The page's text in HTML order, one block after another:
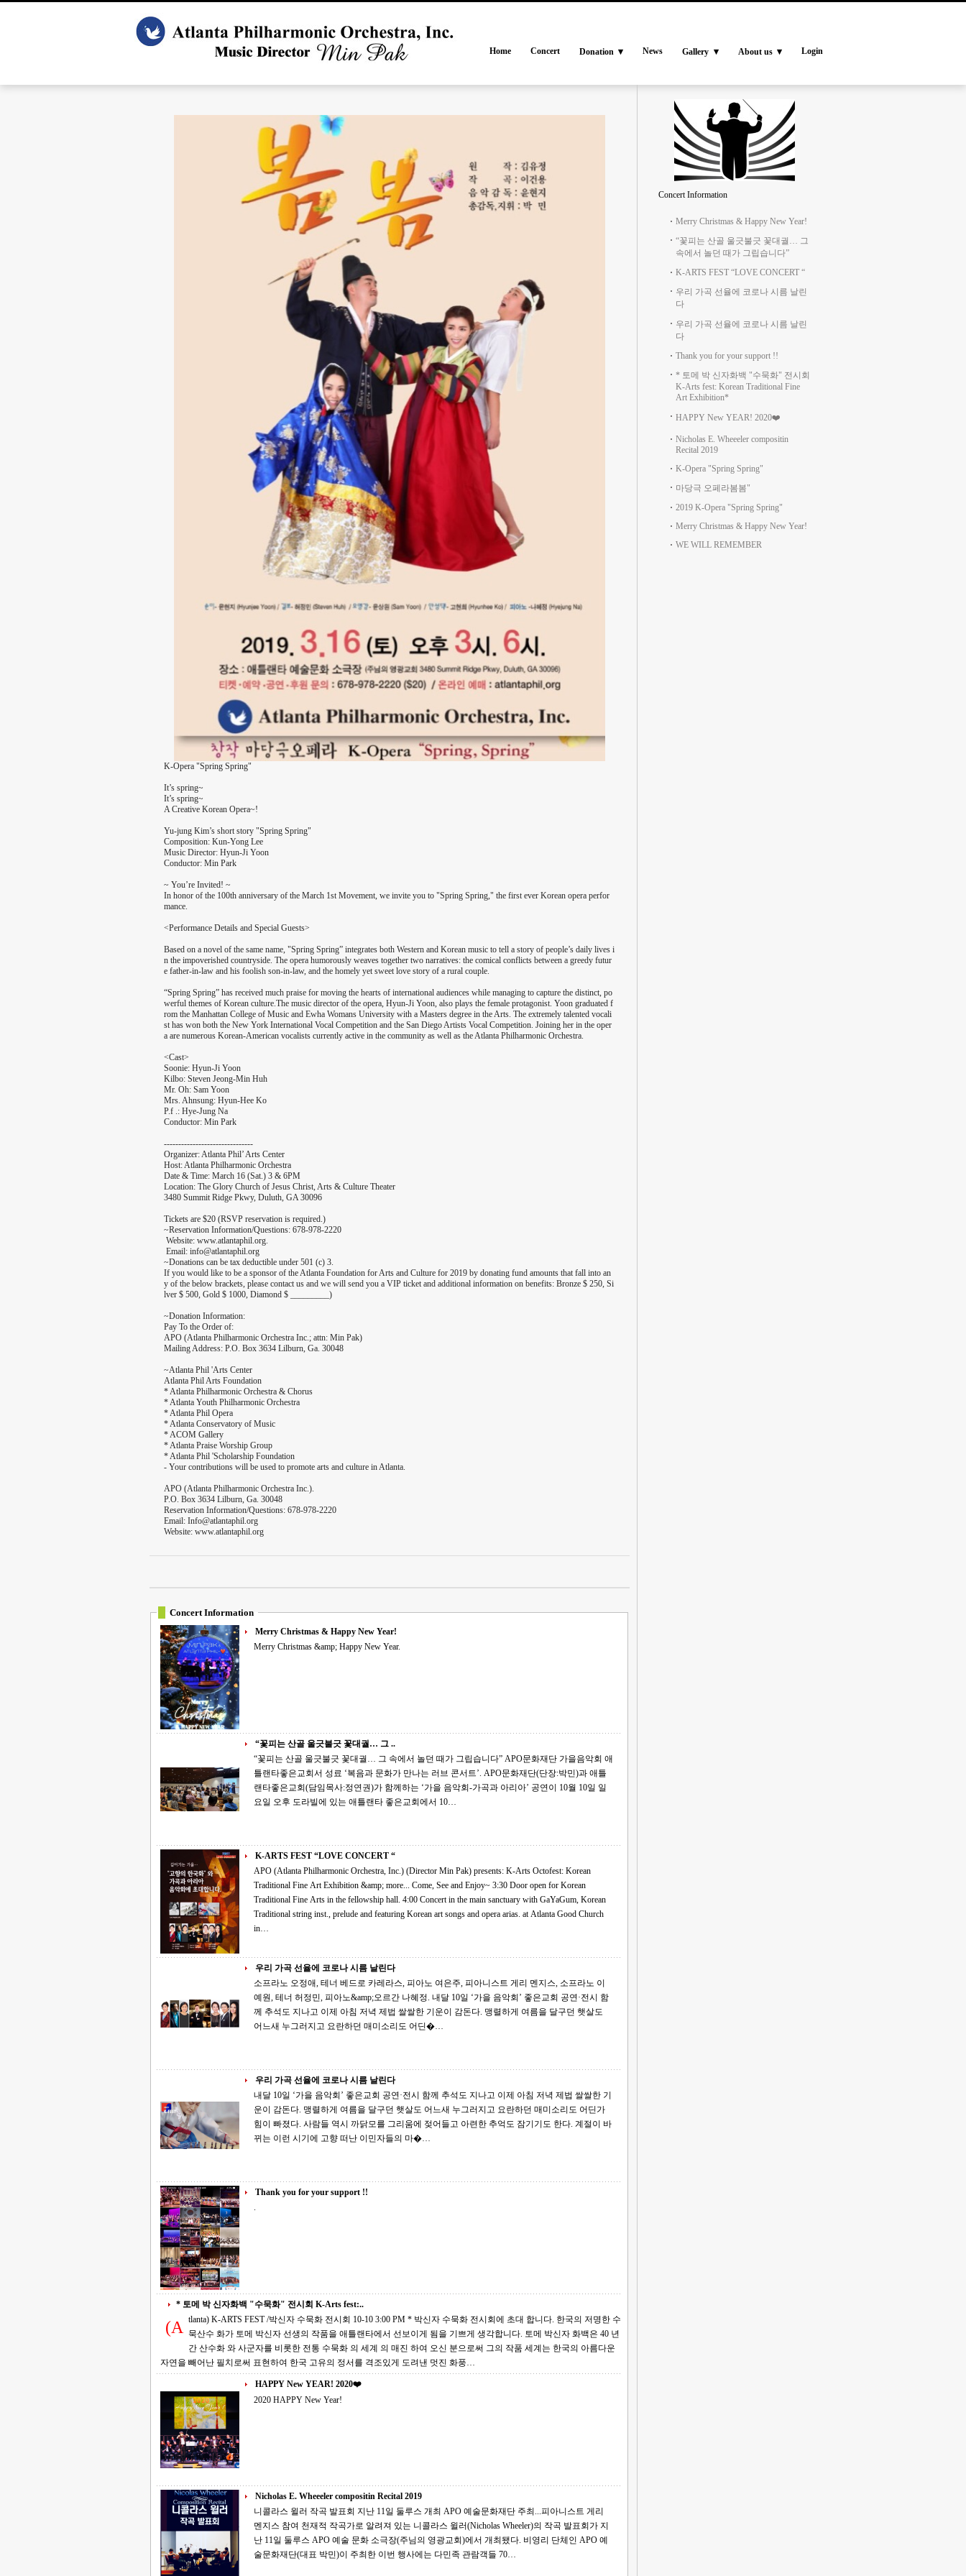
Home Concert Donation News Gallery About us Login
K-Opera "Spring Spring"
It’s spring~
It’s spring~
A Creative Korean Opera~!
Yu-jung Kim’s short story "Spring Spring"
Composition: Kun-Yong Lee
Music Director: Hyun-Ji Yoon
Conductor: Min Park
~ You’re Invited! ~
In honor of the 100th anniversary of the March 1st Movement, we invite you to "Spring Spring," the first ever Korean opera perfor
mance.
<Performance Details and Special Guests>
Based on a novel of the same name, "Spring Spring” integrates both Western and Korean music to tell a story of people’s daily lives i
n the impoverished countryside. The opera humorously weaves together two narratives: the comical conflicts between a greedy futur
e father-in-law and his foolish son-in-law, and the homely yet sweet love story of a rural couple.
“Spring Spring” has received much praise for moving the hearts of international audiences while managing to capture the distinct, po
werful themes of Korean culture.The music director of the opera, Hyun-Ji Yoon, also plays the female protagonist. Yoon graduated f
rom the Manhattan College of Music and Ewha Womans University with a Masters degree in the Arts. The extremely talented vocali
st has won both the New York International Vocal Competition and the San Diego Artists Vocal Competition. Joining her in the oper
a are numerous Korean-American vocalists currently active in the community as well as the Atlanta Philharmonic Orchestra.
<Cast>
Soonie: Hyun-Ji Yoon
Kilbo: Steven Jeong-Min Huh
Mr. Oh: Sam Yoon
Mrs. Ahnsung: Hyun-Hee Ko
P.f .: Hye-Jung Na
Conductor: Min Park
-------------------------------
Organizer: Atlanta Phil’ Arts Center
Host: Atlanta Philharmonic Orchestra
Date & Time: March 16 (Sat.) 3 & 6PM
Location: The Glory Church of Jesus Christ, Arts & Culture Theater
3480 Summit Ridge Pkwy, Duluth, GA 30096
Tickets are $20 (RSVP reservation is required.)
~Reservation Information/Questions: 678-978-2220
Website: www.atlantaphil.org.
Email: info@atlantaphil.org
~Donations can be tax deductible under 501 (c) 3.
If you would like to be a sponsor of the Atlanta Foundation for Arts and Culture for 2019 by donating fund amounts that fall into an
y of the below brackets, please contact us and we will send you a VIP ticket and additional information on benefits: Bronze $ 250, Si
lver $ 500, Gold $ 1000, Diamond $ _________)
~Donation Information:
Pay To the Order of:
APO (Atlanta Philharmonic Orchestra Inc.; attn: Min Pak)
Mailing Address: P.O. Box 3634 Lilburn, Ga. 30048
~Atlanta Phil 'Arts Center
Atlanta Phil Arts Foundation
* Atlanta Philharmonic Orchestra & Chorus
* Atlanta Youth Philharmonic Orchestra
* Atlanta Phil Opera
* Atlanta Conservatory of Music
* ACOM Gallery
* Atlanta Praise Worship Group
* Atlanta Phil 'Scholarship Foundation
- Your contributions will be used to promote arts and culture in Atlanta.
APO (Atlanta Philharmonic Orchestra Inc.).
P.O. Box 3634 Lilburn, Ga. 30048
Reservation Information/Questions: 678-978-2220
Email: Info@atlantaphil.org
Website: www.atlantaphil.org
Concert Information
Merry Christmas & Happy New Year!
Merry Christmas &amp; Happy New Year.
“꽃피는 산골 울긋불긋 꽃대궐… 그 ..
“꽃피는 산골 울긋불긋 꽃대궐… 그 속에서 놀던 때가 그립습니다” APO문화재단 가을음악회 애
틀랜타좋은교회서 성료 ‘복음과 문화가 만나는 러브 콘서트’. APO문화재단(단장:박민)과 애틀
랜타좋은교회(담임목사:정연권)가 함께하는 ‘가을 음악회-가곡과 아리아’ 공연이 10월 10일 일
요일 오후 도라빌에 있는 애틀랜타 좋은교회에서 10…
K-ARTS FEST “LOVE CONCERT “
APO (Atlanta Philharmonic Orchestra, Inc.) (Director Min Pak) presents: K-Arts Octofest: Korean
Traditional Fine Art Exhibition &amp; more... Come, See and Enjoy~ 3:30 Door open for Korean
Traditional Fine Arts in the fellowship hall. 4:00 Concert in the main sanctuary with GaYaGum, Korean
Traditional string inst., prelude and featuring Korean art songs and opera arias. at Atlanta Good Church
in…
우리 가곡 선율에 코로나 시름 날린다
소프라노 오정애, 테너 베드로 카레라스, 피아노 여은주, 피아니스트 게리 멘지스, 소프라노 이
예원, 테너 허정민, 피아노&amp;오르간 나혜정. 내달 10일 ‘가을 음악회’ 좋은교회 공연·전시 함
께 추석도 지나고 이제 아침 저녁 제법 쌀쌀한 기운이 감돈다. 맹렬하게 여름을 달구던 햇살도
어느새 누그러지고 요란하던 매미소리도 어딘�…
우리 가곡 선율에 코로나 시름 날린다
내달 10일 ‘가을 음악회’ 좋은교회 공연·전시 함께 추석도 지나고 이제 아침 저녁 제법 쌀쌀한 기
운이 감돈다. 맹렬하게 여름을 달구던 햇살도 어느새 누그러지고 요란하던 매미소리도 어딘가
힘이 빠졌다. 사람들 역시 까닭모를 그리움에 젖어들고 아련한 추억도 잠기기도 한다. 계절이 바
뀌는 이런 시기에 고향 떠난 이민자들의 마�…
Thank you for your support !!
.
* 토메 박 신자화백 "수묵화" 전시회 K-Arts fest:..
(A
tlanta) K-ARTS FEST /박신자 수묵화 전시회 10-10 3:00 PM * 박신자 수묵화 전시회에 초대 합니다. 한국의 저명한 수
묵산수 화가 토메 박신자 선생의 작품을 애틀랜타에서 선보이게 됨을 기쁘게 생각합니다. 토메 박신자 화백은 40 년
간 산수화 와 사군자를 비롯한 전통 수묵화 의 세계 의 매진 하여 오신 분으로써 그의 작품 세계는 한국의 아름다운
자연을 빼어난 필치로써 표현하여 한국 고유의 정서를 격조있게 도려낸 멋진 화풍…
HAPPY New YEAR! 2020❤️
2020 HAPPY New Year!
Nicholas E. Wheeeler compositin Recital 2019
니콜라스 윌러 작곡 발표회 지난 11일 둘루스 개최 APO 예술문화재단 주최...피아니스트 게리
멘지스 참여 천재적 작곡가로 알려져 있는 니콜라스 윌러(Nicholas Wheeler)의 작곡 발표회가 지
난 11일 둘루스 APO 예술 문화 소극장(주님의 영광교회)에서 개최됐다. 비영리 단체인 APO 예
술문화재단(대표 박민)이 주최한 이번 행사에는 다민족 관람객들 70…
Concert Information
Merry Christmas & Happy New Year!
“꽃피는 산골 울긋불긋 꽃대궐… 그
속에서 놀던 때가 그립습니다”
K-ARTS FEST “LOVE CONCERT “
우리 가곡 선율에 코로나 시름 날린
다
우리 가곡 선율에 코로나 시름 날린
다
Thank you for your support !!
* 토메 박 신자화백 "수묵화" 전시회
K-Arts fest: Korean Traditional Fine
Art Exhibition*
HAPPY New YEAR! 2020❤️
Nicholas E. Wheeeler compositin
Recital 2019
K-Opera "Spring Spring"
마당극 오페라봄봄"
2019 K-Opera "Spring Spring"
Merry Christmas & Happy New Year!
WE WILL REMEMBER